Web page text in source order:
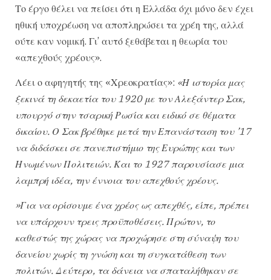
Το έργο θέλει να πείσει ότι η Ελλάδα όχι μόνο δεν έχει
ηθική υποχρέωση να αποπληρώσει τα χρέη της, αλλά
ούτε καν νομική. Γι’ αυτό ξεθάβεται η θεωρία του
«απεχθούς χρέους».
Λέει ο αφηγητής της «Χρεοκρατίας»: «Η ιστορία μας
ξεκινά τη δεκαετία του 1920 με τον Αλεξάντερ Σακ,
υπουργό στην τσαρική Ρωσία και ειδικό σε θέματα
δικαίου. Ο Σακ βρέθηκε μετά την Επανάσταση του ’17
να διδάσκει σε πανεπιστήμιο της Ευρώπης και των
Ηνωμένων Πολιτειών. Και το 1927 παρουσίασε μια
λαμπρή ιδέα, την έννοια του απεχθούς χρέους.
»Για να ορίσουμε ένα χρέος ως απεχθές, είπε, πρέπει
να υπάρχουν τρεις προϋποθέσεις. Πρώτον, το
καθεστώς της χώρας να προχώρησε στη σύναψη του
δανείου χωρίς τη γνώση και τη συγκατάθεση των
πολιτών. Δεύτερο, τα δάνεια να σπαταλήθηκαν σε